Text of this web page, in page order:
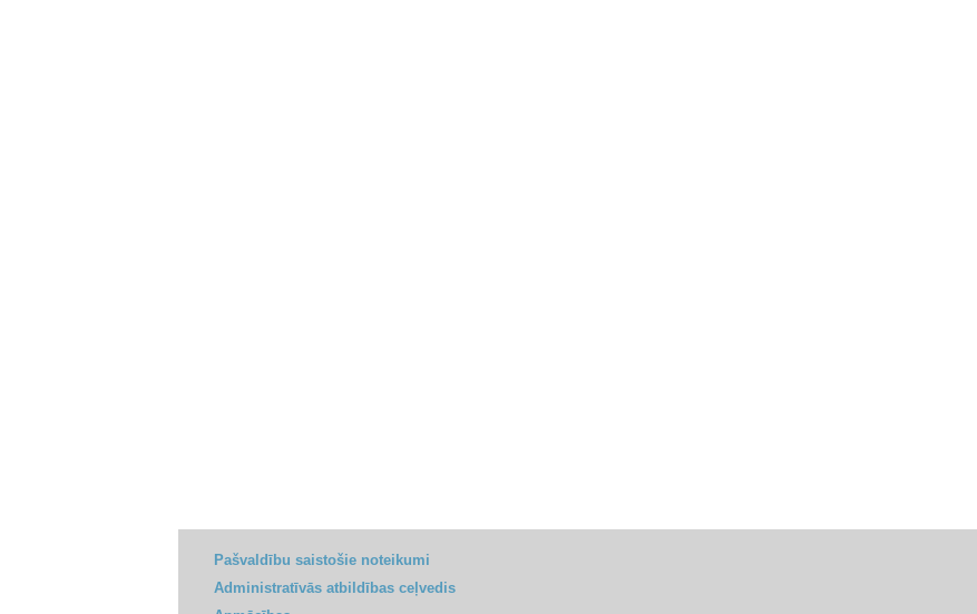
Pašvaldību saistošie noteikumi
Administratīvās atbildības ceļvedis